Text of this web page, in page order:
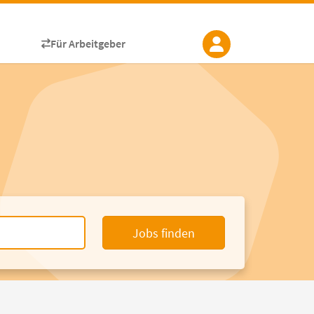
Für Arbeitgeber
Jobs finden